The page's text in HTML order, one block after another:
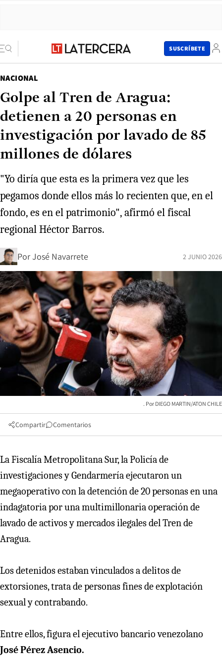
SUSCRÍBETE
NACIONAL
Golpe al Tren de Aragua:
detienen a 20 personas en
investigación por lavado de 85
millones de dólares
"Yo diría que esta es la primera vez que les
pegamos donde ellos más lo recienten que, en el
fondo, es en el patrimonio", afirmó el fiscal
regional Héctor Barros.
PorJosé Navarrete 2 JUNIO 2026
DIEGO MARTIN/ATON CHILE
Compartir Comentarios
La Fiscalía Metropolitana Sur, la Policía de
investigaciones y Gendarmería ejecutaron un
megaoperativo con la detención de 20 personas en una
indagatoria por una multimillonaria operación de
lavado de activos y mercados ilegales del Tren de
Aragua.
Los detenidos estaban vinculados a delitos de
extorsiones, trata de personas fines de explotación
sexual y contrabando.
Entre ellos, figura el ejecutivo bancario venezolano
José Pérez Asencio.